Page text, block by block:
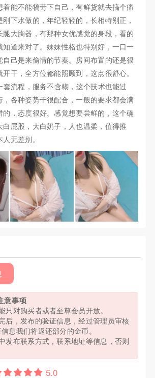
着能不能犒劳下自己，有鲜货就去搞个痛
下水做的，年纪轻轻的，长相特别正，
腿大胸器，有那种女优感觉的身段，看的
知道来对了。妹妹性格也特别好，一口一
自己是来偷情的节奏。房间布置的还是很
干，全方位都能照顾到，这点很舒心。
套流程，服务不含糊，这个技术也能过
，各种姿势干很配合，一般的要求都会满
的，态度很好。感觉想要尝鲜的，这个确
白屁股，大白奶子，人也温柔，值得推
无差别。
意事项
只对购买者或者至尊会员开放。
后，发布的验证信息，经过管理员审核
息我们将返还部分的金币。
发布联系方式，联系地址等信息，否则